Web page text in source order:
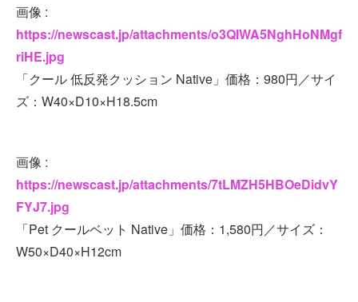
画像 :
https://newscast.jp/attachments/o3QIWA5NghHoNMgf
riHE.jpg
「クール 低反発クッション Native」価格：980円／サイ
ズ：W40×D10×H18.5cm
画像 :
https://newscast.jp/attachments/7tLMZH5HBOeDidvY
FYJ7.jpg
「Pet クールベット Native」価格：1,580円／サイズ：
W50×D40×H12cm